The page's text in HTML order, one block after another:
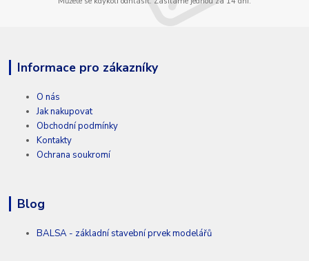
Informace pro zákazníky
O nás
Jak nakupovat
Obchodní podmínky
Kontakty
Ochrana soukromí
Blog
BALSA - základní stavební prvek modelářů